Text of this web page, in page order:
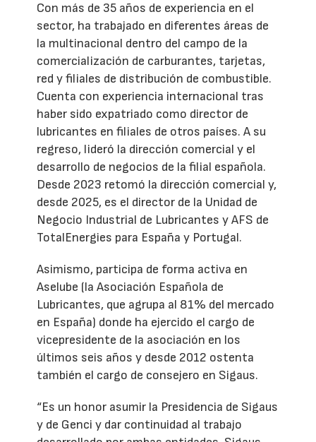
Con más de 35 años de experiencia en el
sector, ha trabajado en diferentes áreas de
la multinacional dentro del campo de la
comercialización de carburantes, tarjetas,
red y filiales de distribución de combustible.
Cuenta con experiencia internacional tras
haber sido expatriado como director de
lubricantes en filiales de otros países. A su
regreso, lideró la dirección comercial y el
desarrollo de negocios de la filial española.
Desde 2023 retomó la dirección comercial y,
desde 2025, es el director de la Unidad de
Negocio Industrial de Lubricantes y AFS de
TotalEnergies para España y Portugal.
Asimismo, participa de forma activa en
Aselube (la Asociación Española de
Lubricantes, que agrupa al 81% del mercado
en España) donde ha ejercido el cargo de
vicepresidente de la asociación en los
últimos seis años y desde 2012 ostenta
también el cargo de consejero en Sigaus.
“Es un honor asumir la Presidencia de Sigaus
y de Genci y dar continuidad al trabajo